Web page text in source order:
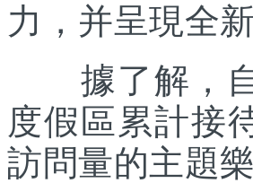
力，并呈現全新
據了解，自
度假區累計接
訪問量的主題